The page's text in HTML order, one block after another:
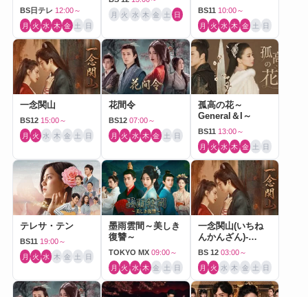
BS日テレ 12:00～
月 火 水 木 金 土 日
月 火 水 木 金 土 日 BS11 10:00～
月 火 水 木 金 土 日
一念関山
BS12 15:00～
月 火 水 木 金 土 日
花間令
BS12 07:00～
月 火 水 木 金 土 日
孤高の花～
General＆I～
BS11 13:00～
月 火 水 木 金 土 日
テレサ・テン
BS11 19:00～
月 火 水 木 金 土 日
墨雨雲間～美しき
復讐～
TOKYO MX 09:00～
月 火 水 木 金 土 日
一念関山(いちね
んかんざん)-
Journey to Love-
BS 12 03:00～
月 火 水 木 金 土 日